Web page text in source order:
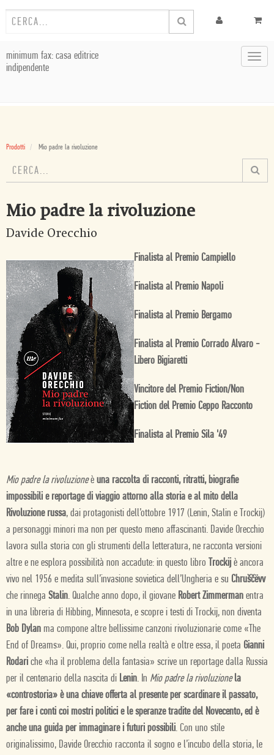
minimum fax: casa editrice
indipendente
Prodotti Mio padre la rivoluzione
Mio padre la rivoluzione
Davide Orecchio
Finalista al Premio Campiello
Finalista al Premio Napoli
Finalista al Premio Bergamo
Finalista al Premio Corrado Alvaro -
Libero Bigiaretti
Vincitore del Premio Fiction/Non
Fiction del Premio Ceppo Racconto
Finalista al Premio Sila '49
Mio padre la rivoluzioneè una raccolta di racconti, ritratti, biografie
impossibili e reportage di viaggio attorno alla storia e al mito della
Rivoluzione russa, dai protagonisti dell’ottobre 1917 (Lenin, Stalin e Trockij)
a personaggi minori ma non per questo meno affascinanti. Davide Orecchio
lavora sulla storia con gli strumenti della letteratura, ne racconta versioni
altre e ne esplora possibilità non accadute: in questo libro Trockij è ancora
vivo nel 1956 e medita sull’invasione sovietica dell’Ungheria e su Chruščëvv
che rinnega Stalin. Qualche anno dopo, il giovane Robert Zimmerman entra
in una libreria di Hibbing, Minnesota, e scopre i testi di Trockij, non diventa
Bob Dylan ma compone altre bellissime canzoni rivoluzionarie come «The
End of Dreams». Qui, proprio come nella realtà e oltre essa, il poeta Gianni
Rodari che «ha il problema della fantasia» scrive un reportage dalla Russia
per il centenario della nascita di Lenin. In Mio padre la rivoluzionela
«controstoria» è una chiave offerta al presente per scardinare il passato,
per fare i conti coi mostri politici e le speranze tradite del Novecento, ed è
anche una guida per immaginare i futuri possibili. Con uno stile
originalissimo, Davide Orecchio racconta il sogno e l’incubo della storia, le